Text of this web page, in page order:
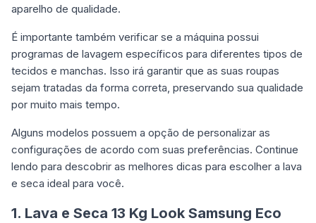
aparelho de qualidade.
É importante também verificar se a máquina possui
programas de lavagem específicos para diferentes tipos de
tecidos e manchas. Isso irá garantir que as suas roupas
sejam tratadas da forma correta, preservando sua qualidade
por muito mais tempo.
Alguns modelos possuem a opção de personalizar as
configurações de acordo com suas preferências. Continue
lendo para descobrir as melhores dicas para escolher a lava
e seca ideal para você.
1. Lava e Seca 13 Kg Look Samsung Eco